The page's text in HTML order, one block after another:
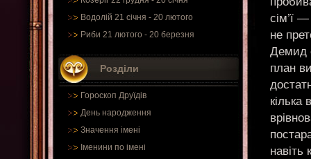
Водолій 21 січня - 20 лютого
Риби 21 лютого - 20 березня
Розділи
Гороскоп Друїдів
День народження
Значення імені
Іменини по імені
сім’ї
не
Демид
план
кілька
навіть